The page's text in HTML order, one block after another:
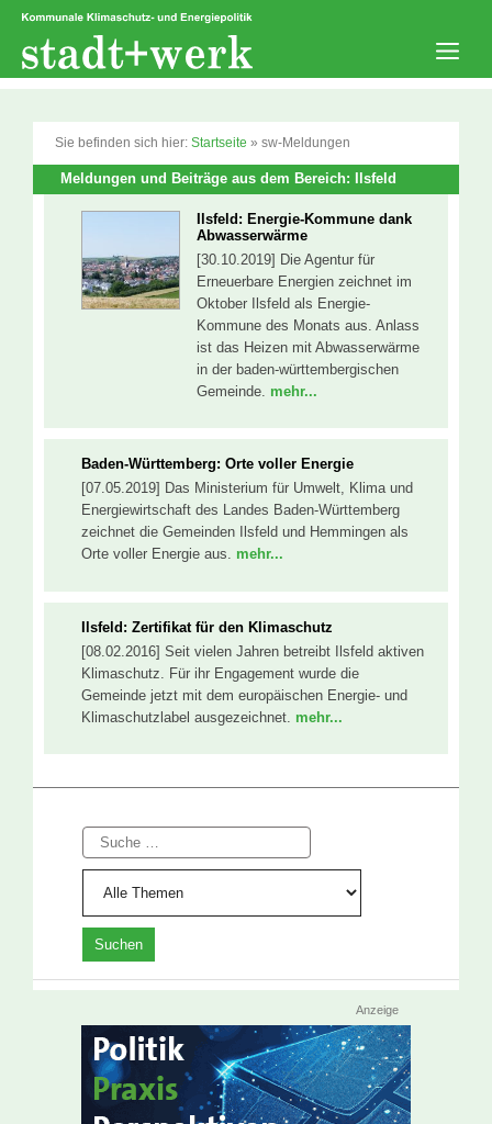
Zum
springen
Sie befinden sich hier: Startseite » sw-Meldungen
Meldungen und Beiträge aus dem Bereich: Ilsfeld
Ilsfeld: Energie-Kommune dank
Abwasserwärme
[30.10.2019] Die Agentur für
Erneuerbare Energien zeichnet im
Oktober Ilsfeld als Energie-
Kommune des Monats aus. Anlass
ist das Heizen mit Abwasserwärme
in der baden-württembergischen
Gemeinde. mehr...
Baden-Württemberg: Orte voller Energie
[07.05.2019] Das Ministerium für Umwelt, Klima und
Energiewirtschaft des Landes Baden-Württemberg
zeichnet die Gemeinden Ilsfeld und Hemmingen als
Orte voller Energie aus. mehr...
Ilsfeld: Zertifikat für den Klimaschutz
[08.02.2016] Seit vielen Jahren betreibt Ilsfeld aktiven
Klimaschutz. Für ihr Engagement wurde die
Gemeinde jetzt mit dem europäischen Energie- und
Klimaschutzlabel ausgezeichnet. mehr...
Suche
Anzeige